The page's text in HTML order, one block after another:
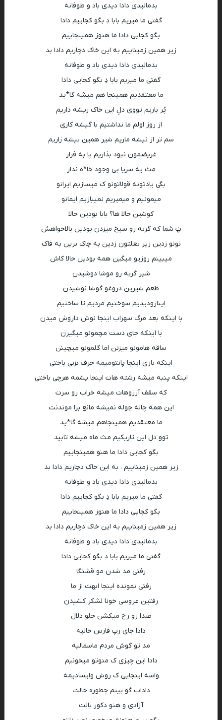
بدمالیدی دادا دیدی باد و طوفانه
گفتی ما میریم بابا دِ بگو کجاییم دادا
بگو کجایی دادا ما هنوز همینجاییم
زیر همین زمیناییم به این خاک دچاریم دادا بد
بدمالیدی دادا دیدی باد و طوفانه
گفتی ما میریم بابا دِ بگو کجایی دادا
ما معتقدیم همینجا هم میشه گا*ید
پُر باریم تووی دلِ این خاک ریشه داریم
از روز اولم ما نداشتیم با گیشه کاری
سم تر از نیشه ماریم شیر همین بیشه زاریم
غریضمون نبود بذاریم پا به فرار
مث یه سریا بی وجود خا*ه ندار
بگی یادتونه قولاتونو ک میسازیم ایرانو
میمونیم و میمیریم نمیبازیم ایمانو
کوشین حالا ها؟ بابا بودین حالا
پَ شما که گربه رو سیخ میزدن بودین بالاخواهش
نونو زدین زیر بغلتون زدین به چاک نرین به فاک
میبینم روزیو میگین همه بودین حالا کاش
شیر گربه رو موشا دوشیدن
طعم شیرین دروغو گوشا نوشیدن
اینارودیدیم سوختیم مردیم تا ساختیم
با اینکه بعد مرگ سهراب اینجا نوش داروش میدن
با اینکه جای دست مچمونو میگیرن
ساقه هامونو میزنن اما گلمونو میچینن
اینکه بازی اینجا پانتومیمه حرف بزنی باختی
اینکه پنبه میشه رشته هات اینجا پشمه هرچی باختی
که سقف آرزوهات میشه خراب رو سرت
این همه چاله چوله نمیشه مانع برا موندنت
ما معتقدیم همینجاهم میشه گا*ید
توو دل این تاریکیم مث ماه میشه تابید
بگو کجایی دادا ما هنو همینجاییم
زیر همین زمیناییم ، به این خاک دچاریم دادا بد
بدمالیدی دادا دیدی باد و طوفانه
گفتی ما میریم بابا دِ بگو کجاییم دادا
بگو کجایی دادا ما هنوز همینجاییم
زیر همین زمیناییم به این خاک دچاریم دادا بد
بدمالیدی دادا دیدی باد و طوفانه
گفتی ما میریم بابا دِ بگو کجایی دادا
رفتی مد شدن مو قشنگا
رفتی نمونده اینجا ابهت از ما
رفتین عروسی خونا لشکر کشیدن
صدا رو رخ میکشن جلو دلال
دادا جای رپ فارس خالیه
مد تو گوش مردم ماسمالیه
دادا این چیزی ک منوتو میخونیم
واسه اینجایی ک روش وایسادیمه
داداب گو بینم چطوره حالت
آزادی و هنو دکور بالت